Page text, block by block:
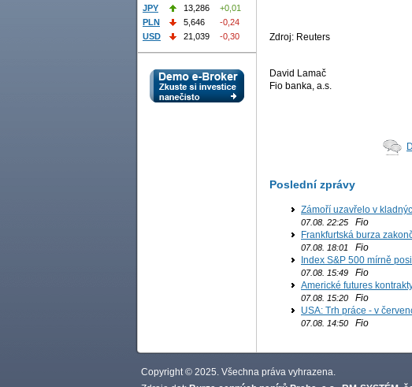
Zdroj: Reuters
David Lamač
Fio banka, a.s.
Poslední zprávy
Zámoří uzavřelo v
07.08. 22:25 Fio
Frankfurtská burza
07.08. 18:01
Fio
Index S&P 500 mírně
07.08. 15:49 Fio
Americké futures
07.08. 15:20 Fio
USA: Trh práce - v
07.08. 14:50 Fio
JPY
13,286
+0,01
PLN
5,646
-0,24
USD
21,039 -0,30
Copyright © 2025. Všechna práva vyhrazena.